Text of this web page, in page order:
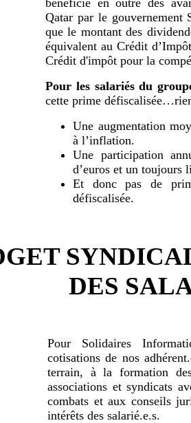
Qatar par le gouvernement
que le montant des
équivalent au Crédit
Crédit d'impôt pour la
Pour les salariés du
cette prime
Une augmentation
à l’inflation.
Une participation
d’euros et un toujours
Et donc pas de
défiscalisée.
DES
Pour Solidaires
cotisations de nos
terrain, à la formation
associations et syndicats
combats et aux conseils
intérêts des salarié.e.s.